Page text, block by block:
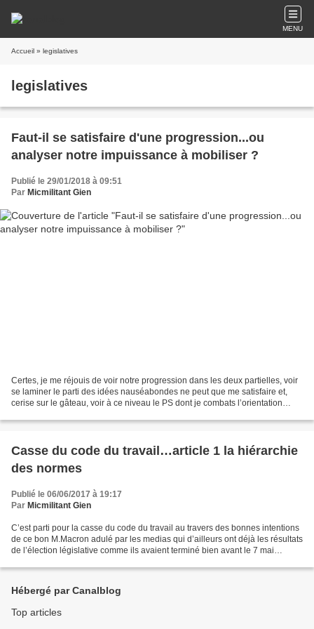
MENU
Accueil » legislatives
legislatives
Faut-il se satisfaire d'une progression...ou
analyser notre impuissance à mobiliser ?
Publié le 29/01/2018 à 09:51
Par Micmilitant Gien
Certes, je me réjouis de voir notre progression dans les deux partielles, voir
se laminer le parti des idées nauséabondes ne peut que me satisfaire et,
cerise sur le gâteau, voir à ce niveau le PS dont je combats l’orientation
Casse du code du travail…article 1 la hiérarchie
des normes
Publié le 06/06/2017 à 19:17
Par Micmilitant Gien
C’est parti pour la casse du code du travail au travers des bonnes intentions
de ce bon M.Macron adulé par les medias qui d’ailleurs ont déjà les résultats
de l’élection législative comme ils avaient terminé bien avant le 7 mai
Hébergé par Canalblog
Top articles